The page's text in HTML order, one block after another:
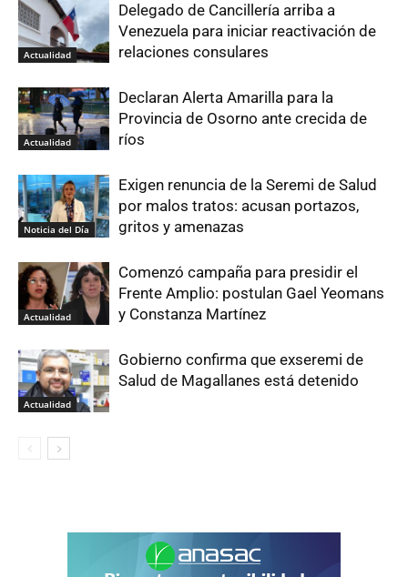
Actualidad
Delegado de Cancillería arriba a
Venezuela para iniciar reactivación de
relaciones consulares
Actualidad
Declaran Alerta Amarilla para la
Provincia de Osorno ante crecida de
ríos
Noticia del Día
Exigen renuncia de la Seremi de Salud
por malos tratos: acusan portazos,
gritos y amenazas
Actualidad
Comenzó campaña para presidir el
Frente Amplio: postulan Gael Yeomans
y Constanza Martínez
Actualidad
Gobierno confirma que exseremi de
Salud de Magallanes está detenido